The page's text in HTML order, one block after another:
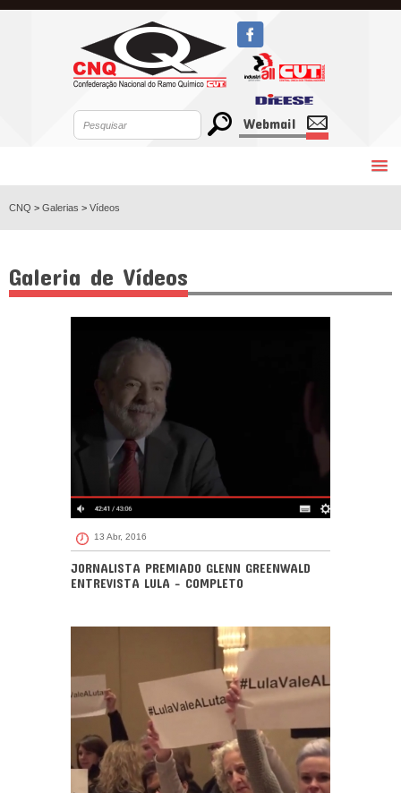
Webmail
CNQ > Galerias > Vídeos
Galeria de Vídeos
13 Abr, 2016
JORNALISTA PREMIADO GLENN GREENWALD
ENTREVISTA LULA - COMPLETO